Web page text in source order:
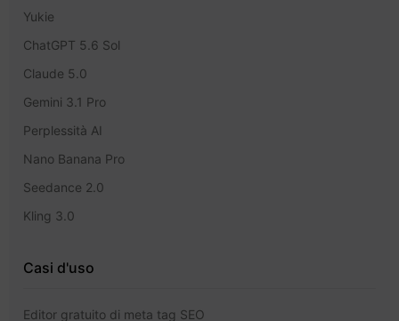
Yukie
ChatGPT 5.6 Sol
Claude 5.0
Gemini 3.1 Pro
Perplessità AI
Nano Banana Pro
Seedance 2.0
Kling 3.0
Casi d'uso
Editor gratuito di meta tag SEO